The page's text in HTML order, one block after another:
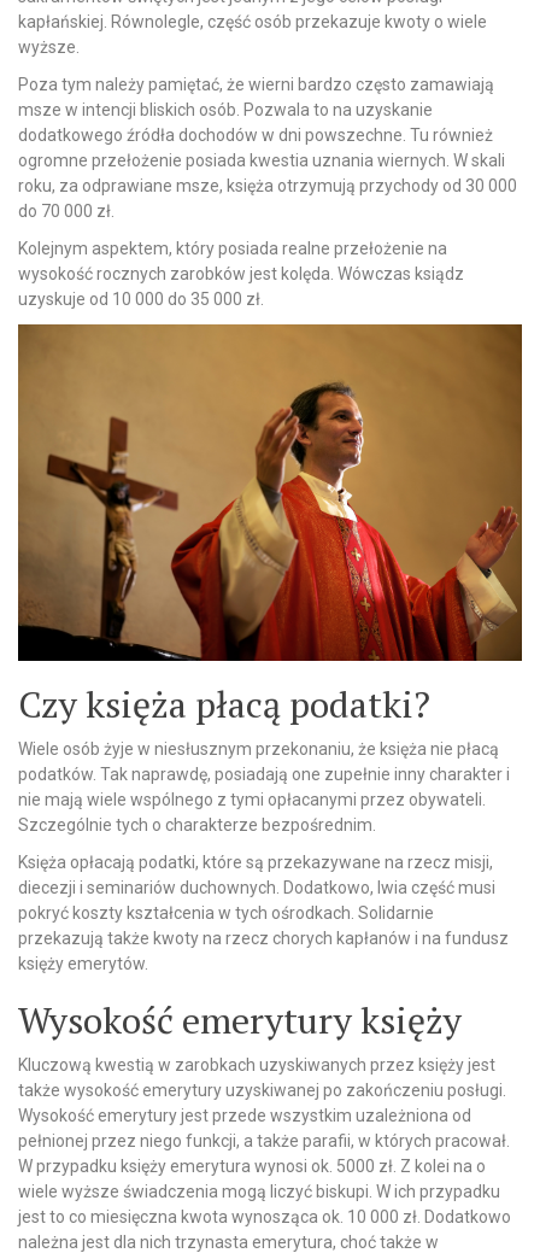
kapłańskiej. Równolegle, część osób przekazuje kwoty o wiele
wyższe.
Poza tym należy pamiętać, że wierni bardzo często zamawiają
msze w intencji bliskich osób. Pozwala to na uzyskanie
dodatkowego źródła dochodów w dni powszechne. Tu również
ogromne przełożenie posiada kwestia uznania wiernych. W skali
roku, za odprawiane msze, księża otrzymują przychody od 30 000
do 70 000 zł.
Kolejnym aspektem, który posiada realne przełożenie na
wysokość rocznych zarobków jest kolęda. Wówczas ksiądz
uzyskuje od 10 000 do 35 000 zł.
Czy księża płacą podatki?
Wiele osób żyje w niesłusznym przekonaniu, że księża nie płacą
podatków. Tak naprawdę, posiadają one zupełnie inny charakter i
nie mają wiele wspólnego z tymi opłacanymi przez obywateli.
Szczególnie tych o charakterze bezpośrednim.
Księża opłacają podatki, które są przekazywane na rzecz misji,
diecezji i seminariów duchownych. Dodatkowo, lwia część musi
pokryć koszty kształcenia w tych ośrodkach. Solidarnie
przekazują także kwoty na rzecz chorych kapłanów i na fundusz
księży emerytów.
Wysokość emerytury księży
Kluczową kwestią w zarobkach uzyskiwanych przez księży jest
także wysokość emerytury uzyskiwanej po zakończeniu posługi.
Wysokość emerytury jest przede wszystkim uzależniona od
pełnionej przez niego funkcji, a także parafii, w których pracował.
W przypadku księży emerytura wynosi ok. 5000 zł. Z kolei na o
wiele wyższe świadczenia mogą liczyć biskupi. W ich przypadku
jest to co miesięczna kwota wynosząca ok. 10 000 zł. Dodatkowo
należna jest dla nich trzynasta emerytura, choć także w